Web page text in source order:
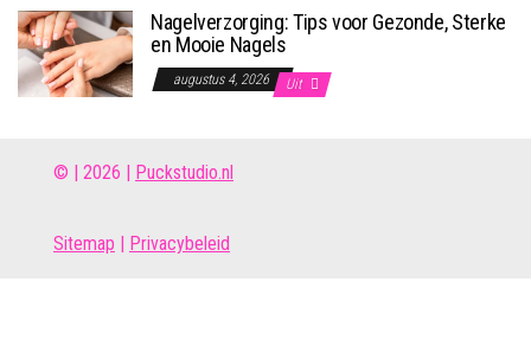
Nagelverzorging: Tips voor Gezonde, Sterke
en Mooie Nagels
augustus 4, 2026 Uit
© | 2026 | Puckstudio.nl
Sitemap | Privacybeleid